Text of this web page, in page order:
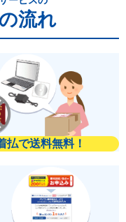
流れ
払で送料無料！